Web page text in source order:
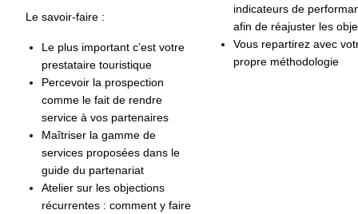
Le savoir-faire :
Le plus important c’est votre
prestataire touristique
Percevoir la prospection
comme le fait de rendre
service à vos partenaires
Maîtriser la gamme de
services proposées dans le
guide du partenariat
Atelier sur les objections
récurrentes : comment y faire
indicateurs de
afin de réajuster les
Vous repartirez avec
propre méthodologie